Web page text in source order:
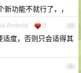
功能不就行了，，
25
Android 3
度，否则只会适得其
26